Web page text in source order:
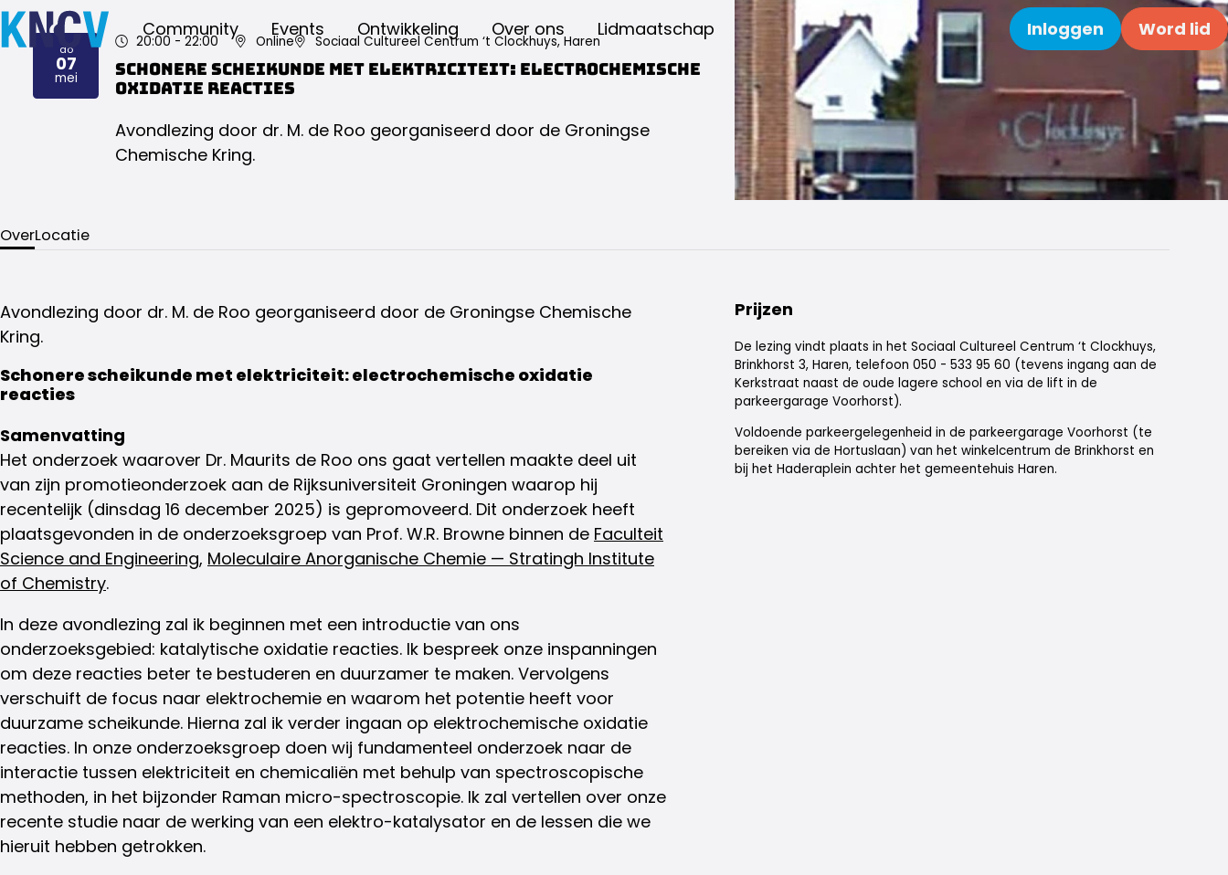
Community Events Ontwikkeling Over ons Lidmaatschap Zoeken Inloggen Word lid
do
07
mei
2026
20:00 - 22:00 Online Sociaal Cultureel Centrum ‘t Clockhuys, Haren
Schonere scheikunde met elektriciteit: electrochemische
oxidatie reacties
Avondlezing door dr. M. de Roo georganiseerd door de Groningse
Chemische Kring.
OverLocatie
Avondlezing door dr. M. de Roo georganiseerd door de Groningse Chemische
Kring.
Schonere scheikunde met elektriciteit: electrochemische oxidatie
reacties
Samenvatting
Het onderzoek waarover Dr. Maurits de Roo ons gaat vertellen maakte deel uit
van zijn promotieonderzoek aan de Rijksuniversiteit Groningen waarop hij
recentelijk (dinsdag 16 december 2025) is gepromoveerd. Dit onderzoek heeft
plaatsgevonden in de onderzoeksgroep van Prof. W.R. Browne binnen de Faculteit
Science and Engineering, Moleculaire Anorganische Chemie — Stratingh Institute
of Chemistry.
In deze avondlezing zal ik beginnen met een introductie van ons
onderzoeksgebied: katalytische oxidatie reacties. Ik bespreek onze inspanningen
om deze reacties beter te bestuderen en duurzamer te maken. Vervolgens
verschuift de focus naar elektrochemie en waarom het potentie heeft voor
duurzame scheikunde. Hierna zal ik verder ingaan op elektrochemische oxidatie
reacties. In onze onderzoeksgroep doen wij fundamenteel onderzoek naar de
interactie tussen elektriciteit en chemicaliën met behulp van spectroscopische
methoden, in het bijzonder Raman micro-spectroscopie. Ik zal vertellen over onze
recente studie naar de werking van een elektro-katalysator en de lessen die we
hieruit hebben getrokken.
Prijzen
De lezing vindt plaats in het Sociaal Cultureel Centrum ‘t Clockhuys,
Brinkhorst 3, Haren, telefoon 050 - 533 95 60 (tevens ingang aan de
Kerkstraat naast de oude lagere school en via de lift in de
parkeergarage Voorhorst).
Voldoende parkeergelegenheid in de parkeergarage Voorhorst (te
bereiken via de Hortuslaan) van het winkelcentrum de Brinkhorst en
bij het Haderaplein achter het gemeentehuis Haren.